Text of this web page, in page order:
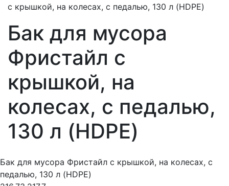
с крышкой, на колесах, с педалью, 130 л (HDPE)
Бак для мусора
Фристайл с
крышкой, на
колесах, с педалью,
130 л (HDPE)
Бак для мусора Фристайл с крышкой, на колесах, с
педалью, 130 л (HDPE)